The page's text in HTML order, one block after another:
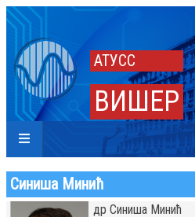
АТУСС
ВИШЕР
Синиша Минић
др Синиша Минић